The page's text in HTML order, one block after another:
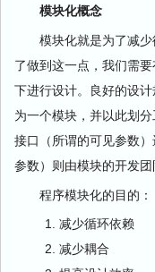
模块化概念
模块化就是为了减少
了做到这一点，我们需
下进行设计。良好的设
为一个模块，并以此划
接口（所谓的可见参数
参数）则由模块的开发团
程序模块化的目的：
减少循环依赖
减少耦合